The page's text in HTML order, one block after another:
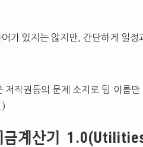
어가 있지는 않지만, 간단하게 일
저작권등의 문제 소지로 팀 이름
금계산기